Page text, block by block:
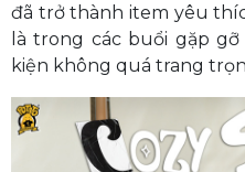
đã trở thành item yêu
là trong các buổi gặp
kiện không quá trang